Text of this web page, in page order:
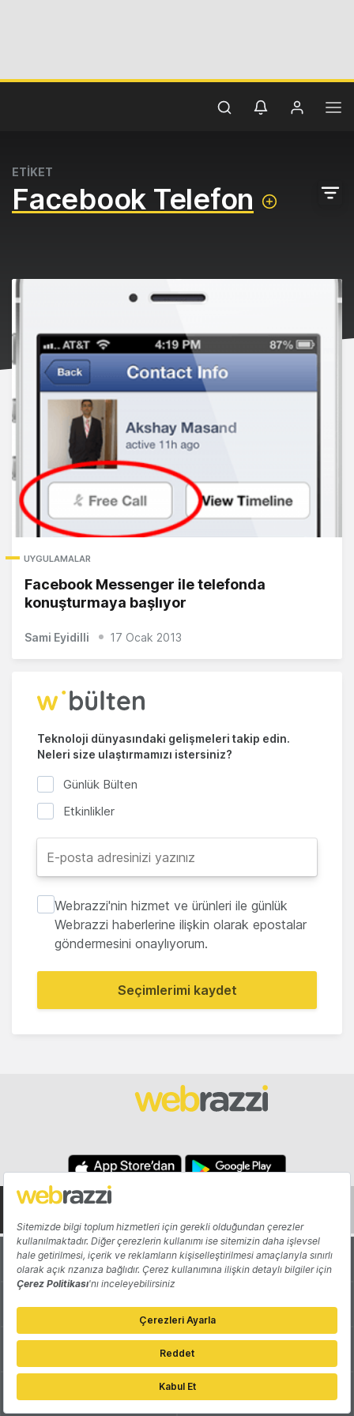
ETİKET
Facebook Telefon
UYGULAMALAR
Facebook Messenger ile telefonda
konuşturmaya başlıyor
Sami Eyidilli 17 Ocak 2013
Teknoloji dünyasındaki gelişmeleri takip edin.
Neleri size ulaştırmamızı istersiniz?
Günlük Bülten
Etkinlikler
Webrazzi'nin hizmet ve ürünleri ile günlük
Webrazzi haberlerine ilişkin olarak epostalar
göndermesini onaylıyorum.
Seçimlerimi kaydet
Hakkında Yazarlar
Katkıda Bulun Reklam